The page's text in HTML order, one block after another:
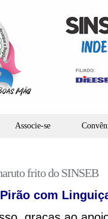
Associe-se
frito do SINSEB